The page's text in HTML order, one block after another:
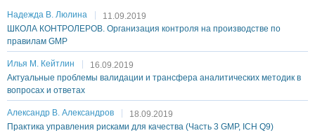
Надежда В. Люлина
11.09.2019
ШКОЛА КОНТРОЛЕРОВ. Организация контроля на производстве по
правилам GMP
Илья М. Кейтлин
16.09.2019
Актуальные проблемы валидации и трансфера аналитических методик в
вопросах и ответах
Александр В. Александров
18.09.2019
Практика управления рисками для качества (Часть 3 GMP, ICH Q9)